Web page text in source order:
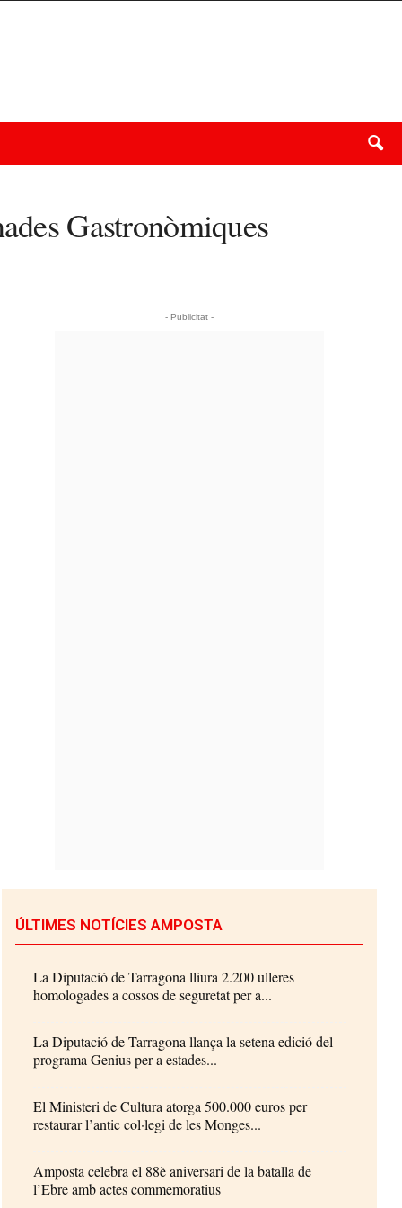
Gastronòmiques
- Publicitat -
ÚLTIMES NOTÍCIES AMPOSTA
La Diputació de Tarragona lliura 2.200 ulleres
homologades a cossos de seguretat per a...
La Diputació de Tarragona llança la setena edició del
programa Genius per a estades...
El Ministeri de Cultura atorga 500.000 euros per
restaurar l’antic col·legi de les Monges...
Amposta celebra el 88è aniversari de la batalla de
l’Ebre amb actes commemoratius